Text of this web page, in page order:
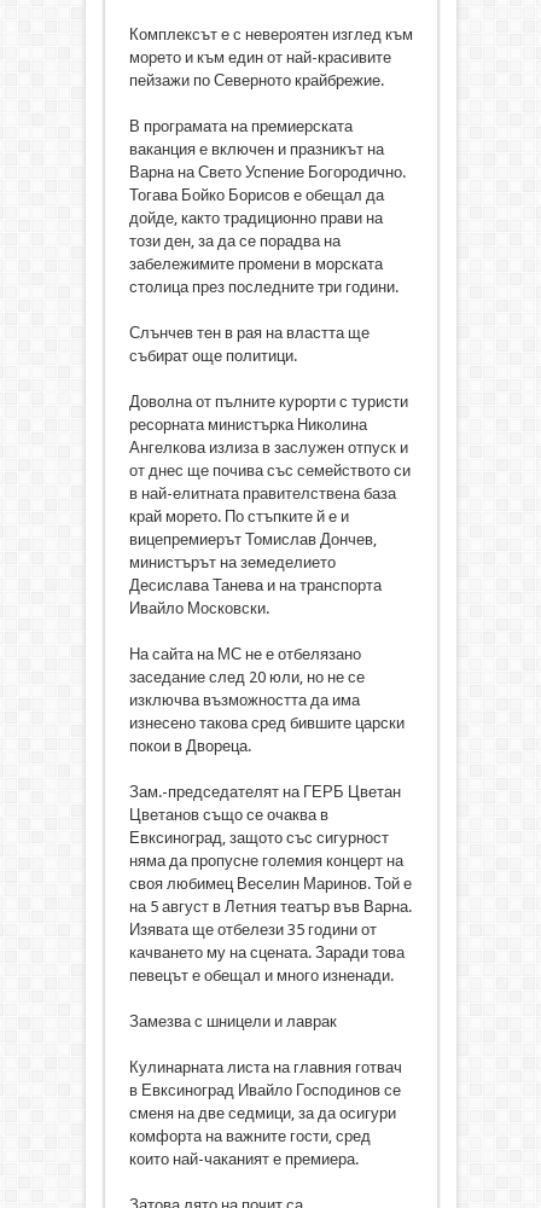
Комплексът е с невероятен изглед към
морето и към един от най-красивите
пейзажи по Северното крайбрежие.
В програмата на премиерската
ваканция е включен и празникът на
Варна на Свето Успение Богородично.
Тогава Бойко Борисов е обещал да
дойде, както традиционно прави на
този ден, за да се порадва на
забележимите промени в морската
столица през последните три години.
Слънчев тен в рая на властта ще
събират още политици.
Доволна от пълните курорти с туристи
ресорната министърка Николина
Ангелкова излиза в заслужен отпуск и
от днес ще почива със семейството си
в най-елитната правителствена база
край морето. По стъпките й е и
вицепремиерът Томислав Дончев,
министърът на земеделието
Десислава Танева и на транспорта
Ивайло Московски.
На сайта на МС не е отбелязано
заседание след 20 юли, но не се
изключва възможността да има
изнесено такова сред бившите царски
покои в Двореца.
Зам.-председателят на ГЕРБ Цветан
Цветанов също се очаква в
Евксиноград, защото със сигурност
няма да пропусне големия концерт на
своя любимец Веселин Маринов. Той е
на 5 август в Летния театър във Варна.
Изявата ще отбелези 35 години от
качването му на сцената. Заради това
певецът е обещал и много изненади.
Замезва с шницели и лаврак
Кулинарната листа на главния готвач
в Евксиноград Ивайло Господинов се
сменя на две седмици, за да осигури
комфорта на важните гости, сред
които най-чаканият е премиера.